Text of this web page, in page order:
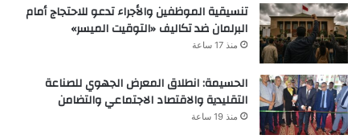
تنسيقية الموظفين والأجراء تدعو للاحتجاج أمام
البرلمان ضد تكاليف «التوقيت الميسر»
منذ 17 ساعة
الحسيمة: انطلاق المعرض الجهوي للصناعة
التقليدية والاقتصاد الاجتماعي والتضامن
منذ 19 ساعة